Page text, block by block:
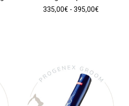
335,00€ - 395,00€